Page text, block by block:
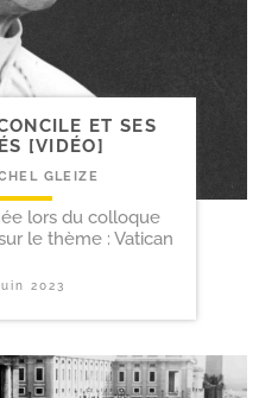
ET SES
[VIDÉO]
GLEIZE
lors du colloque
le thème : Vatican
2023